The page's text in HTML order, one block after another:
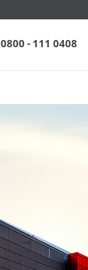
0800 - 111 0408